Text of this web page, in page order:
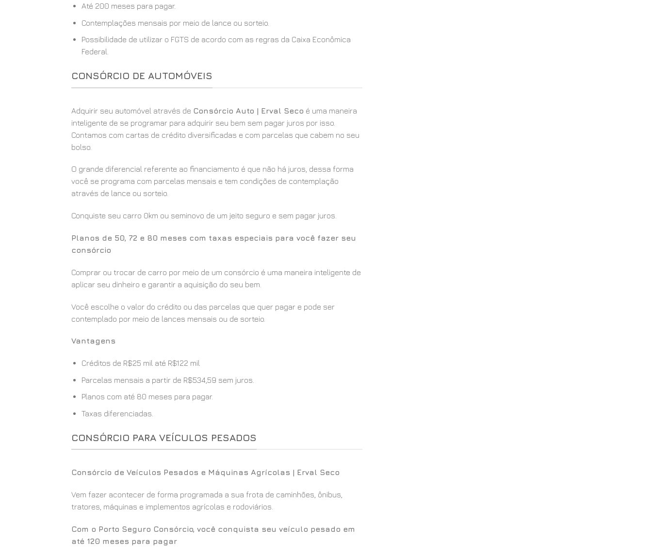
Até 200 meses para pagar.
Contemplações mensais por meio de lance ou sorteio.
Possibilidade de utilizar o FGTS de acordo com as regras da Caixa Econômica
Federal.
CONSÓRCIO DE AUTOMÓVEIS
Adquirir seu automóvel através de Consórcio Auto | Erval Seco é uma maneira
inteligente de se programar para adquirir seu bem sem pagar juros por isso.
Contamos com cartas de crédito diversificadas e com parcelas que cabem no seu
bolso.
O grande diferencial referente ao financiamento é que não há juros, dessa forma
você se programa com parcelas mensais e tem condições de contemplação
através de lance ou sorteio.
Conquiste seu carro 0km ou seminovo de um jeito seguro e sem pagar juros.
Planos de 50, 72 e 80 meses com taxas especiais para você fazer seu
consórcio
Comprar ou trocar de carro por meio de um consórcio é uma maneira inteligente de
aplicar seu dinheiro e garantir a aquisição do seu bem.
Você escolhe o valor do crédito ou das parcelas que quer pagar e pode ser
contemplado por meio de lances mensais ou de sorteio.
Vantagens
Créditos de R$25 mil até R$122 mil
Parcelas mensais a partir de R$534,59 sem juros.
Planos com até 80 meses para pagar.
Taxas diferenciadas.
CONSÓRCIO PARA VEÍCULOS PESADOS
Consórcio de Veículos Pesados e Máquinas Agrícolas | Erval Seco
Vem fazer acontecer de forma programada a sua frota de caminhões, ônibus,
tratores, máquinas e implementos agrícolas e rodoviários.
Com o Porto Seguro Consórcio, você conquista seu veículo pesado em
até 120 meses para pagar